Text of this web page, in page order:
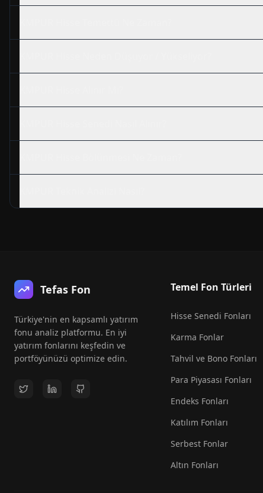
Tefas Fon
Türkiye'nin en kapsamlı yatırım
fonu analiz platformu. En iyi
yatırım fonlarını keşfedin ve
portföyünüzü optimize edin.
Temel Fon Türleri
Hisse Senedi Fonları
Karma Fonlar
Tahvil ve Bono Fonları
Para Piyasası Fonları
Endeks Fonları
Katılım Fonları
Serbest Fonlar
Altın Fonları